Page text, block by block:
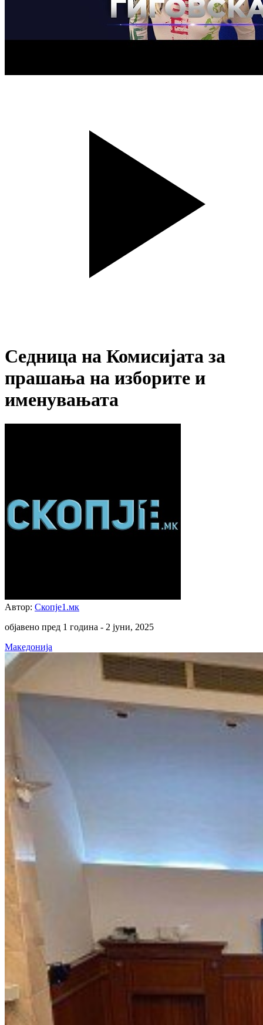
Седница на Комисијата за
прашања на изборите и
именувањата
Автор: Скопје1.мк
објавено пред 1 година - 2 јуни, 2025
Македонија